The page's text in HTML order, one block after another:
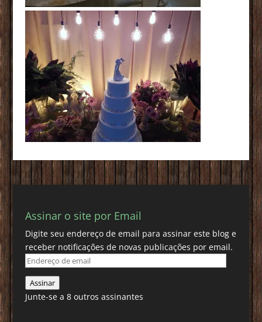
Assinar o site por Email
Digite seu endereço de email para assinar este blog e
receber notificações de novas publicações por email.
Endereço
email
Assinar
Junte-se a 8 outros assinantes